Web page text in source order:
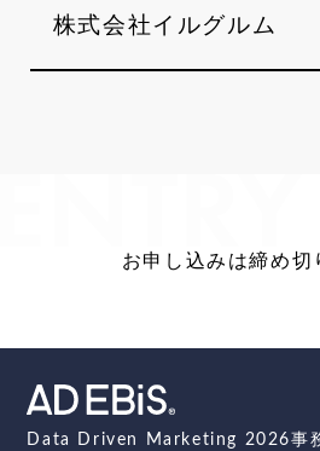
株式会社イルグルム
お申し込みは締め切
Data Driven Marketing 2026事